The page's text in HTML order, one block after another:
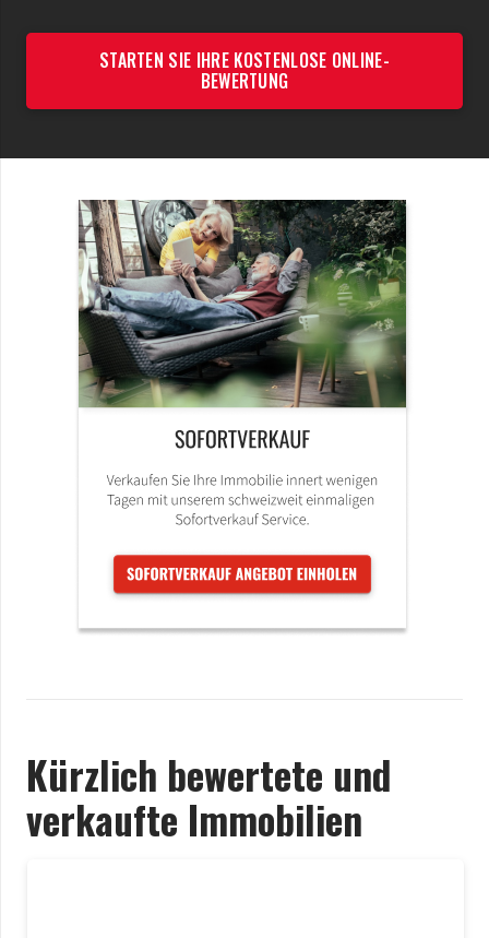
STARTEN SIE IHRE KOSTENLOSE ONLINE-
BEWERTUNG
Kürzlich bewertete und
verkaufte Immobilien